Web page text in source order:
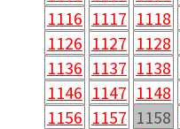
1116 1117 1118
1126 1127 1128
1136 1137 1138
1146 1147 1148
1156 1157 1158